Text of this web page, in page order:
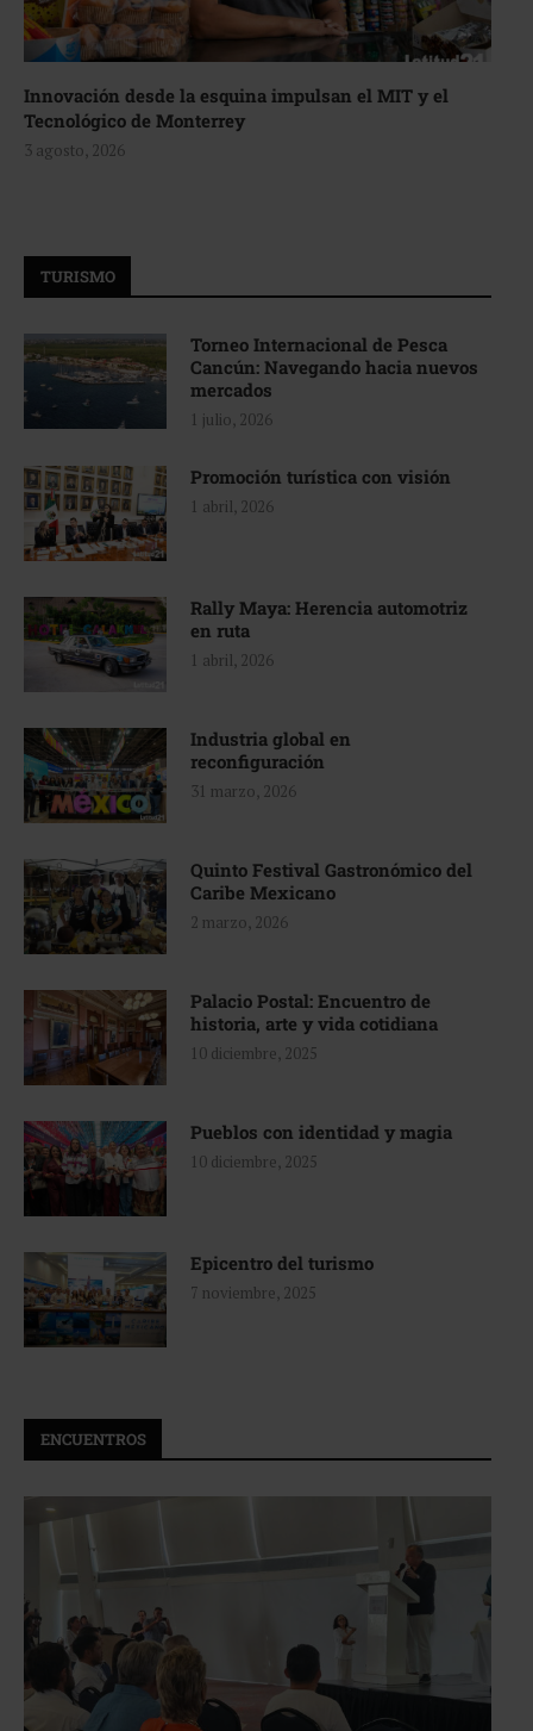
Innovación desde la esquina impulsan el MIT y el
Tecnológico de Monterrey
3 agosto, 2026
TURISMO
Torneo Internacional de Pesca
Cancún: Navegando hacia nuevos
mercados
1 julio, 2026
Promoción turística con visión
1 abril, 2026
Rally Maya: Herencia automotriz
en ruta
1 abril, 2026
Industria global en
reconfiguración
31 marzo, 2026
Quinto Festival Gastronómico del
Caribe Mexicano
2 marzo, 2026
Palacio Postal: Encuentro de
historia, arte y vida cotidiana
10 diciembre, 2025
Pueblos con identidad y magia
10 diciembre, 2025
Epicentro del turismo
7 noviembre, 2025
ENCUENTROS